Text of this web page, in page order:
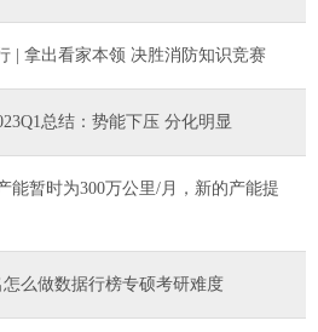
| 拿出看家本领 决胜消防知识竞赛
总结：势能下压 分化明显
能暂时为300万公里/月，新的产能提
么做数据行榜专硕考研难度